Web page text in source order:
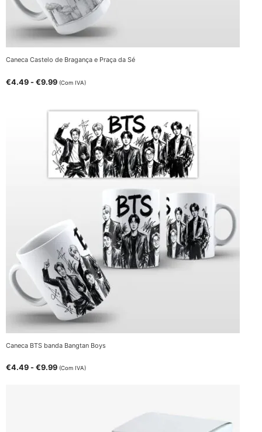
Caneca Castelo de Bragança e Praça da Sé
€4.49 - €9.99 (Com IVA)
Caneca BTS banda Bangtan Boys
€4.49 - €9.99 (Com IVA)